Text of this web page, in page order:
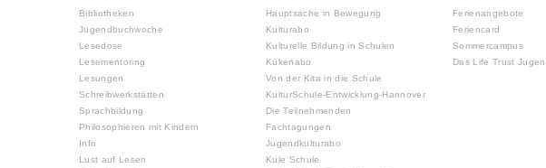
Bibliotheken
Jugendbuchwoche
Lesedose
Lesementoring
Lesungen
Schreibwerkstätten
Sprachbildung
Philosophieren mit Kindern
Info
Lust auf Lesen
Hauptsache in Bewegung
Kulturabo
Kulturelle Bildung in Schulen
Kükenabo
Von der Kita in die Schule
KulturSchule-Entwicklung-Hannover
Die Teilnehmenden
Fachtagungen
Jugendkulturabo
Kule Schule
Ferienangebote
Feriencard
Sommercampus
Das Life Trust